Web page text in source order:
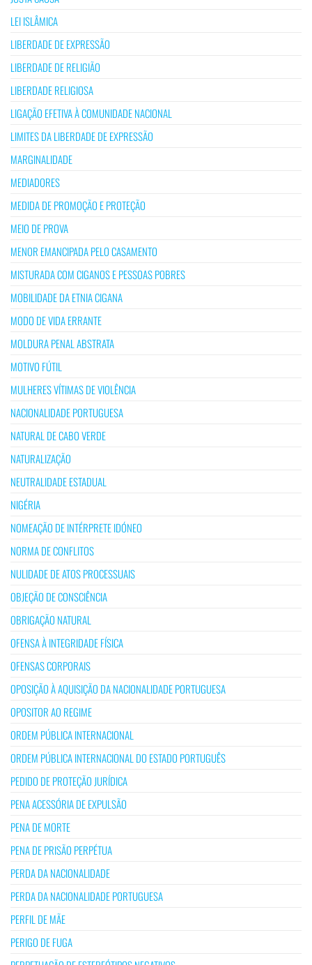
LEI ISLÂMICA
LIBERDADE DE EXPRESSÃO
LIBERDADE DE RELIGIÃO
LIBERDADE RELIGIOSA
LIGAÇÃO EFETIVA À COMUNIDADE NACIONAL
LIMITES DA LIBERDADE DE EXPRESSÃO
MARGINALIDADE
MEDIADORES
MEDIDA DE PROMOÇÃO E PROTEÇÃO
MEIO DE PROVA
MENOR EMANCIPADA PELO CASAMENTO
MISTURADA COM CIGANOS E PESSOAS POBRES
MOBILIDADE DA ETNIA CIGANA
MODO DE VIDA ERRANTE
MOLDURA PENAL ABSTRATA
MOTIVO FÚTIL
MULHERES VÍTIMAS DE VIOLÊNCIA
NACIONALIDADE PORTUGUESA
NATURAL DE CABO VERDE
NATURALIZAÇÃO
NEUTRALIDADE ESTADUAL
NIGÉRIA
NOMEAÇÃO DE INTÉRPRETE IDÓNEO
NORMA DE CONFLITOS
NULIDADE DE ATOS PROCESSUAIS
OBJEÇÃO DE CONSCIÊNCIA
OBRIGAÇÃO NATURAL
OFENSA À INTEGRIDADE FÍSICA
OFENSAS CORPORAIS
OPOSIÇÃO À AQUISIÇÃO DA NACIONALIDADE PORTUGUESA
OPOSITOR AO REGIME
ORDEM PÚBLICA INTERNACIONAL
ORDEM PÚBLICA INTERNACIONAL DO ESTADO PORTUGUÊS
PEDIDO DE PROTEÇÃO JURÍDICA
PENA ACESSÓRIA DE EXPULSÃO
PENA DE MORTE
PENA DE PRISÃO PERPÉTUA
PERDA DA NACIONALIDADE
PERDA DA NACIONALIDADE PORTUGUESA
PERFIL DE MÃE
PERIGO DE FUGA